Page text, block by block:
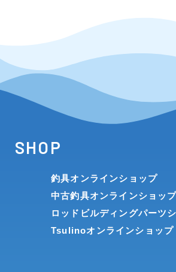
SHOP
釣具オンラインショップ
中古釣具オンラインショップ
ロッドビルディングパーツ
Tsulinoオンラインショップ